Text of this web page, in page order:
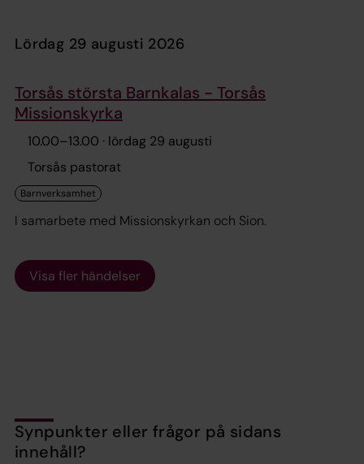
lördag 29 augusti 2026
Torsås största Barnkalas - Torsås
Missionskyrka
10.00–13.00 · lördag 29 augusti
Torsås pastorat
I samarbete med Missionskyrkan och Sion.
Visa fler händelser
Synpunkter eller frågor på sidans
innehåll?